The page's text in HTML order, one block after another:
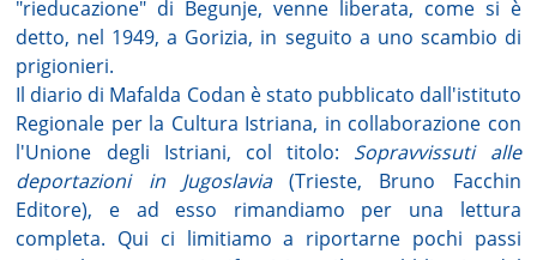
"rieducazione" di Begunje, venne liberata, come si è
detto, nel 1949, a Gorizia, in seguito a uno scambio di
prigionieri.
Il diario di Mafalda Codan è stato pubblicato dall'istituto
Regionale per la Cultura Istriana, in collaborazione con
l'Unione degli Istriani, col titolo: Sopravvissuti alle
deportazioni in Jugoslavia(Trieste, Bruno Facchin
Editore), e ad esso rimandiamo per una lettura
completa. Qui ci limitiamo a riportarne pochi passi